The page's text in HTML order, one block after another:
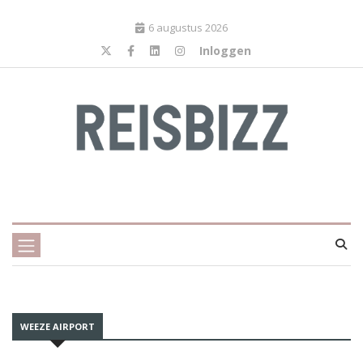
6 augustus 2026
Inloggen
WEEZE AIRPORT